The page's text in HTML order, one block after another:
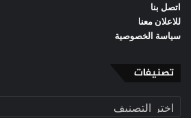
اتصل بنا
للاعلان معنا
سياسة الخصوصية
تصنيفات
تصنيفات